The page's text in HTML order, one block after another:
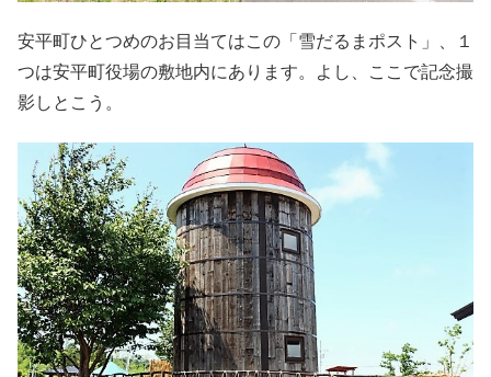
安平町ひとつめのお目当てはこの「雪だるまポスト」、１
つは安平町役場の敷地内にあります。よし、ここで記念撮
影しとこう。